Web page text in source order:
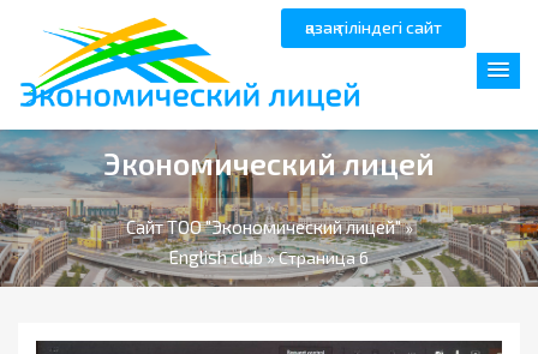
қазақ тіліндегі сайт
Экономический лицей
Сайт ТОО "Экономический лицей"»
English club» Страница 6